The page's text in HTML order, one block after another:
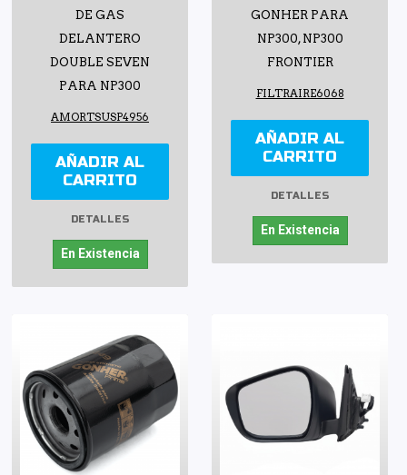
DE GAS
DELANTERO
DOUBLE SEVEN
PARA NP300
AMORTSUSP4956
AÑADIR AL
CARRITO
DETALLES
En Existencia
GONHER PARA
NP300, NP300
FRONTIER
FILTRAIRE6068
AÑADIR AL
CARRITO
DETALLES
En Existencia